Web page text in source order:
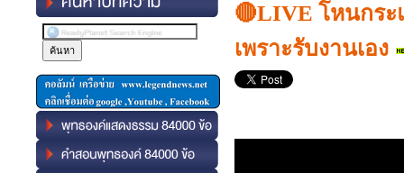
🔴LIVE โหนกระ
เพราะรับงานเอง